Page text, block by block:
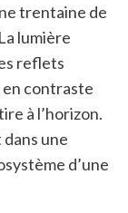
trentaine de
lumière
reflets
contraste
à l’horizon.
une
d’une